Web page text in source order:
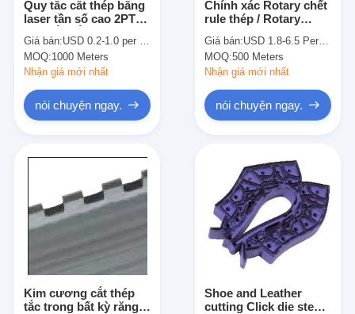
Quy tắc cắt thép bằng
laser tần số cao 2PT
23,80mm cho nhà sản
xuất Diecut
Giá bán:USD 0.2-1.0 per meter
MOQ:1000 Meters
Nhận giá mới nhất
nói chuyện ngay.
Chính xác Rotary chết
rule thép / Rotary
Diemaking
Giá bán:USD 1.8-6.5 Per meter
MOQ:500 Meters
Nhận giá mới nhất
nói chuyện ngay.
Kim cương cắt thép
tắc trong bất kỳ răng
Shoe and Leather
cutting Click die steel